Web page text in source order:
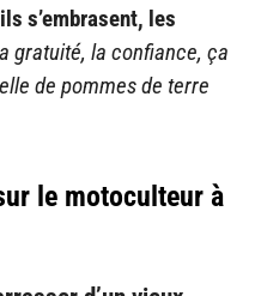
s’embrasent, les
gratuité, la confiance, ça
de pommes de terre
le motoculteur à